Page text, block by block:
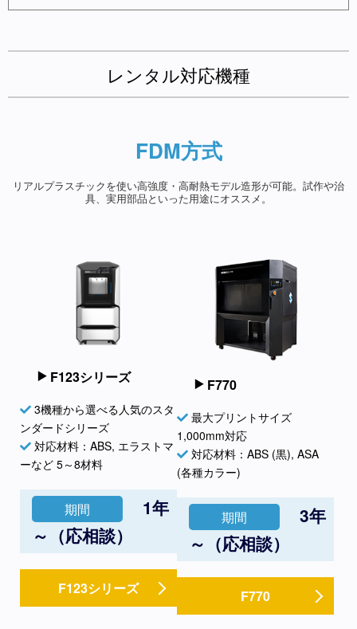
レンタル対応機種
FDM方式
リアルプラスチックを使い高強度・高耐熱モデル造形が可能。試作や治
具、実用部品といった用途にオススメ。
F123シリーズ
3機種から選べる人気のスタ
ンダードシリーズ
対応材料：ABS, エラストマ
ーなど 5～8材料
期間
1年
～（応相談）
F123シリーズ
F770
最大プリントサイズ
1,000mm対応
対応材料：ABS (黒), ASA
(各種カラー)
期間
3年
～（応相談）
F770